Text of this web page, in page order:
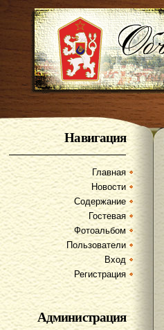
Навигация
Главная
Новости
Содержание
Гостевая
Фотоальбом
Пользователи
Вход
Регистрация
Администрация